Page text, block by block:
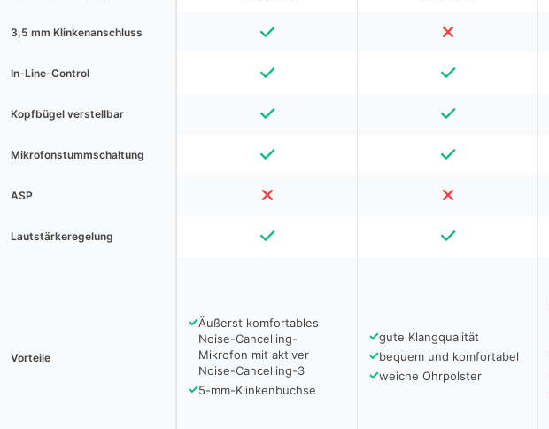
3,5 mm Klinkenanschluss
In-Line-Control
Kopfbügel verstellbar
Mikrofonstummschaltung
ASP
Lautstärkeregelung
Vorteile
✓Äußerst komfortables
Noise-Cancelling-
Mikrofon mit aktiver
Noise-Cancelling-3
✓5-mm-Klinkenbuchse
✓gute Klangqualität
✓bequem und komfortabel
✓weiche Ohrpolster